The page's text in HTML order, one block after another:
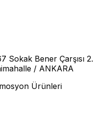
Sokak Bener Çarşısı 2.
/ ANKARA
Ürünleri